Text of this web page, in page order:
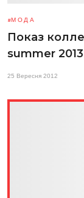
МОДА
Показ
summer
25 Вересня 2012